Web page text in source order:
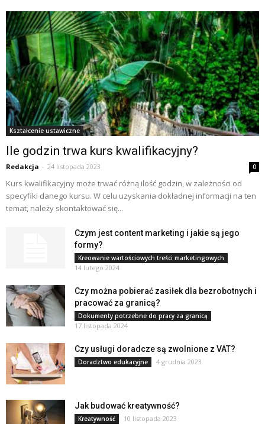
Kształcenie ustawiczne
Ile godzin trwa kurs kwalifikacyjny?
Redakcja - 24 listopada 2023 0
Kurs kwalifikacyjny może trwać różną ilość godzin, w zależności od
specyfiki danego kursu. W celu uzyskania dokładnej informacji na ten
temat, należy skontaktować się...
Czym jest content marketing i jakie są jego
formy?
Kreowanie wartościowych treści marketingowych
14 lutego 2024
Czy można pobierać zasiłek dla bezrobotnych i
pracować za granicą?
Dokumenty potrzebne do pracy za granicą
17 listopada 2024
Czy usługi doradcze są zwolnione z VAT?
Doradztwo edukacyjne 4 grudnia 2023
Jak budować kreatywność?
Kreatywność 10 listopada 2023